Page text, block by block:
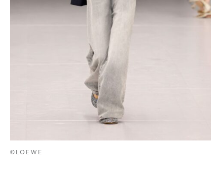
©LOEWE